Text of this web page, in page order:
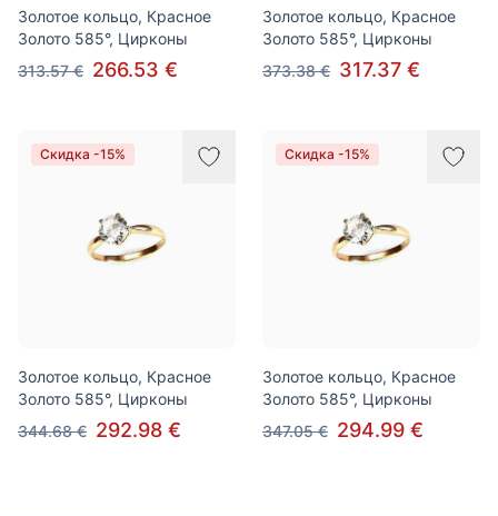
Золотое кольцо, Красное
Золото 585°, Цирконы
313.57 € 266.53 €
Золотое кольцо, Красное
Золото 585°, Цирконы
373.38 € 317.37 €
Скидка -15%
Золотое кольцо, Красное
Золото 585°, Цирконы
344.68 € 292.98 €
Скидка -15%
Золотое кольцо, Красное
Золото 585°, Цирконы
347.05 € 294.99 €